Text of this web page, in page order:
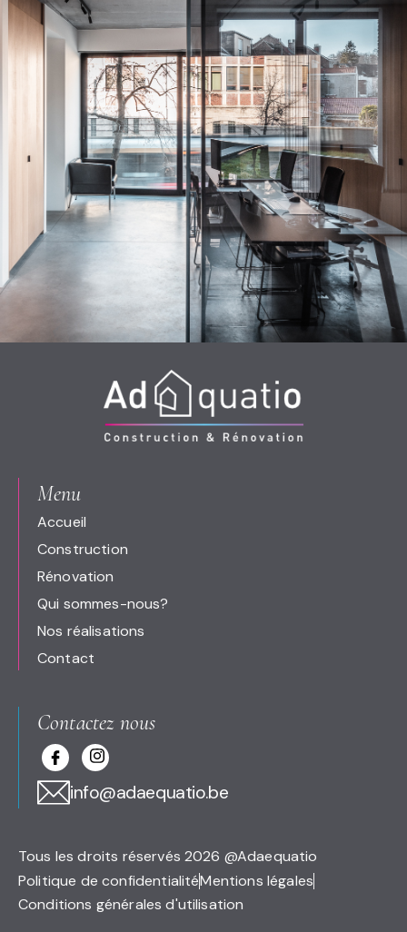
Menu
Accueil
Construction
Rénovation
Qui sommes-nous?
Nos réalisations
Contact
Contactez nous
info@adaequatio.be
Tous les droits réservés 2026 @Adaequatio
Politique de confidentialitéMentions légales
Conditions générales d'utilisation